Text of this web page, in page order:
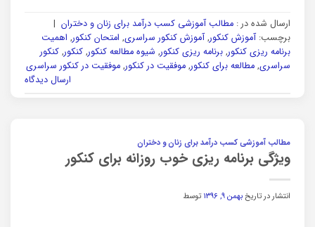
ارسال شده در : مطالب آموزشی کسب درآمد برای زنان و دختران |
برچسب:آموزش کنکور,آموزش کنکور سراسری, امتحان کنکور, اهمیت
برنامه ریزی کنکور, برنامه ریزی کنکور, شیوه مطالعه کنکور, کنکور, کنکور
سراسری, مطالعه برای کنکور, موفقیت در کنکور, موفقیت در کنکور سراسری
ارسال دیدگاه
مطالب آموزشی کسب درآمد برای زنان و دختران
ویژگی برنامه ریزی خوب روزانه برای کنکور
انتشار در تاریخبهمن ۹, ۱۳۹۶ توسط